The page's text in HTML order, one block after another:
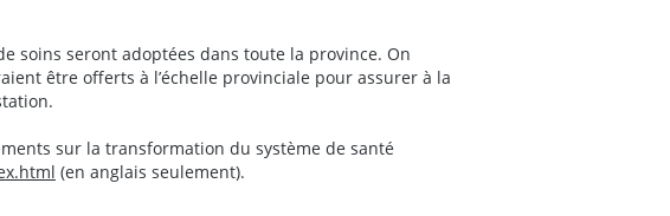
soins seront adoptées dans toute la province. On
être offerts à l’échelle provinciale pour assurer à la
sur la transformation du système de santé
(en anglais seulement).